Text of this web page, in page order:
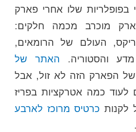
בפופלריות שלו אחרי פארק
מוכרב מכמה חלקים:
העולם של הרומאים,
והסטוריה. האתר של
הפארק הזה לא זול, אבל
כמה אטרקציות בפריז
לקנות כרטיס מרוכז לארבע
.